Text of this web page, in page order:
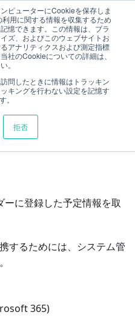
ピューターにCookieを保存しま
用に関する情報を収集するため
憶できます。この情報は、ブラ
ズ、およびこのウェブサイトお
アナリティクスおよび測定指標
社のCookieについての詳細は、
。
問したときに情報はトラッキン
キングを行わない設定を記憶す
。
拒否
ルプ
ステムとの連携
を設定する
に登録した予定情報を取
するためには、システム管
365)